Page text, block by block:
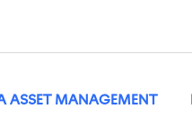
ASSET MANAGEMENT